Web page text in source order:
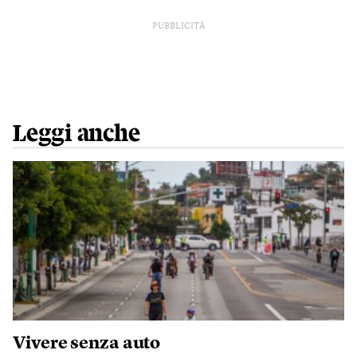
PUBBLICITÀ
Leggi anche
Vivere senza auto